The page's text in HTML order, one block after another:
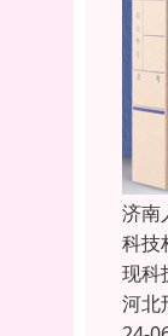
济南
科技
现科
河北